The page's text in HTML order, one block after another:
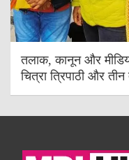
तलाक, कानून और
चित्रा त्रिपाठी और